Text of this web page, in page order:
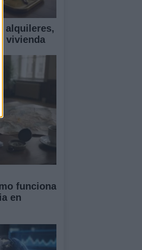
alquileres,
vivienda
funciona
en